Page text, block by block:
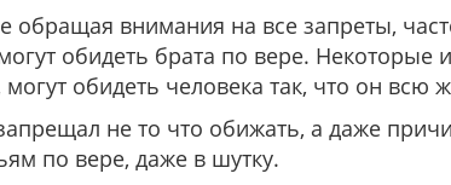
обращая внимания на все запреты,
обидеть брата по вере. Некоторые
могут обидеть человека так, что он всю
по вере, даже в шутку.